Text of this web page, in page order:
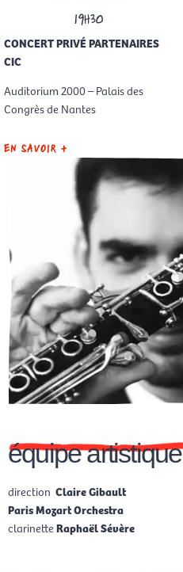
19H30
CONCERT PRIVÉ PARTENAIRES
CIC
Auditorium 2000 – Palais des
Congrès de Nantes
EN SAVOIR +
équipe artistique
direction Claire Gibault
Paris Mozart Orchestra
clarinetteRaphaël Sévère